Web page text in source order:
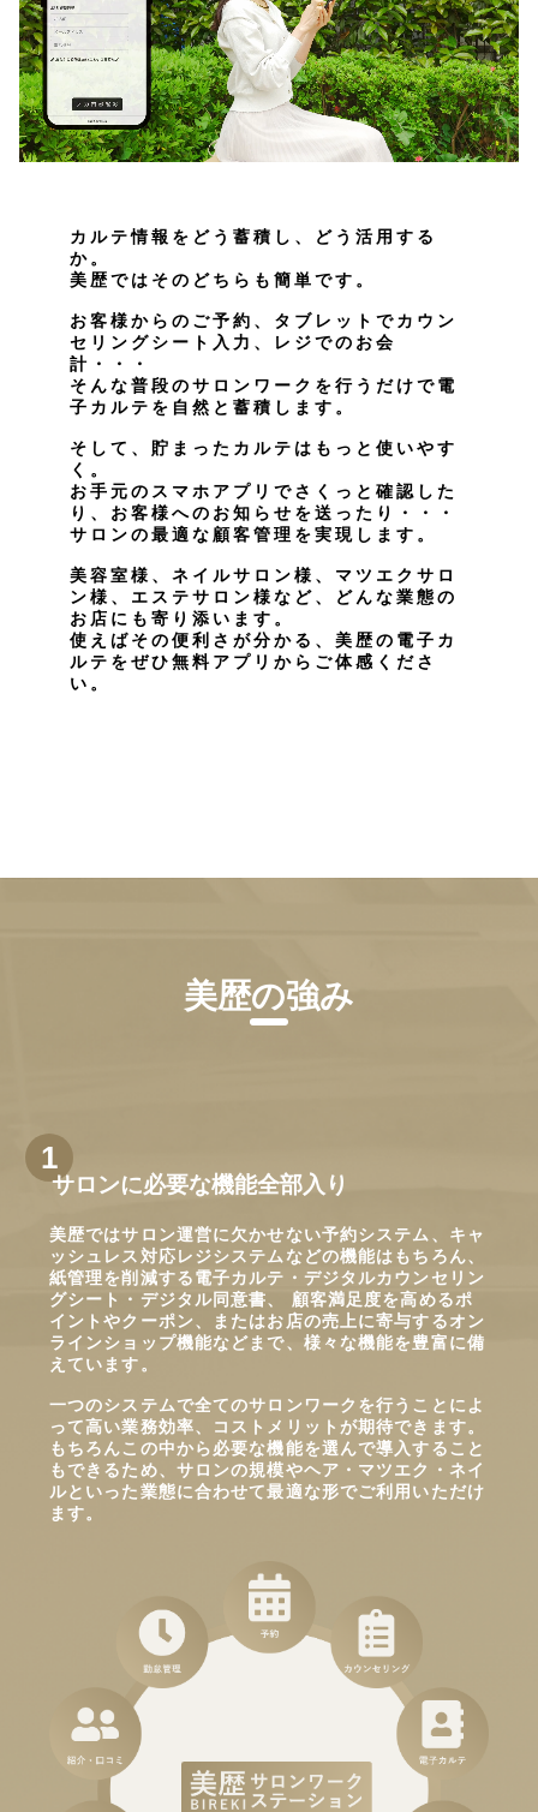
カルテ情報をどう蓄積し、どう活用する
か。
美歴ではそのどちらも簡単です。
お客様からのご予約、タブレットでカウン
セリングシート入力、レジでのお会
計・・・
そんな普段のサロンワークを行うだけで電
子カルテを自然と蓄積します。
そして、貯まったカルテはもっと使いやす
く。
お手元のスマホアプリでさくっと確認した
り、お客様へのお知らせを送ったり・・・
サロンの最適な顧客管理を実現します。
美容室様、ネイルサロン様、マツエクサロ
ン様、エステサロン様など、どんな業態の
お店にも寄り添います。
使えばその便利さが分かる、美歴の電子カ
ルテをぜひ無料アプリからご体感くださ
い。
美歴の強み
サロンに必要な機能全部入り
美歴ではサロン運営に欠かせない予約システム、キャ
ッシュレス対応レジシステムなどの機能はもちろん、
紙管理を削減する電子カルテ・デジタルカウンセリン
グシート・デジタル同意書、 顧客満足度を高めるポ
イントやクーポン、またはお店の売上に寄与するオン
ラインショップ機能などまで、様々な機能を豊富に備
えています。
一つのシステムで全てのサロンワークを行うことによ
って高い業務効率、コストメリットが期待できます。
もちろんこの中から必要な機能を選んで導入すること
もできるため、サロンの規模やヘア・マツエク・ネイ
ルといった業態に合わせて最適な形でご利用いただけ
ます。